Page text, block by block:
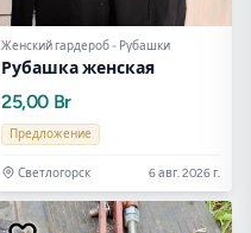
Женский гардероб - Рубашки
Рубашка женская
25,00 Br
Предложение
Светлогорск 6 авг. 2026 г.